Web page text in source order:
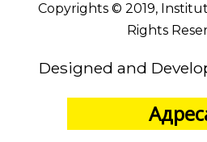
Copyrights © 2019,
Rights
Designed and